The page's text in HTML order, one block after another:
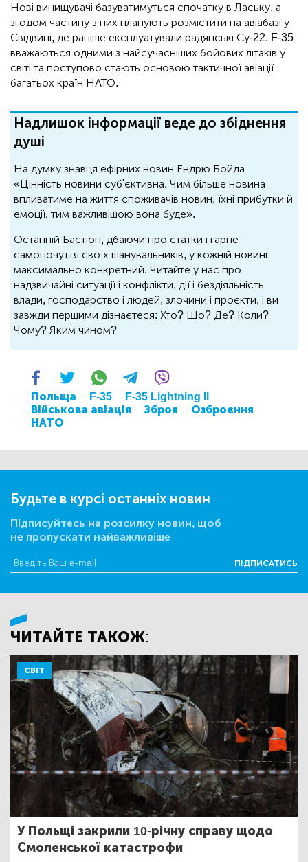
Нові винищувачі базуватимуться спочатку в Лаську, а
згодом частину з них планують розмістити на авіабазі у
Свідвині, де раніше експлуатували радянські Су-22. F-35
вважаються одними з найсучасніших бойових літаків у
світі та поступово стають основою тактичної авіації
багатьох країн НАТО.
Надлишок інформації веде до збіднення
душі
На думку знавця ефірних новин Ендрю Бойда
«Цінність новини суб'єктивна. Чим більше новина
впливатиме на життя споживачів новин, їхні прибутки й
емоції, тим важливішою вона буде».
Останній Бастіон, дбаючи про статки і гарне
самопочуття своїх шанувальників, у кожній новині
максимально конкретний. Читайте у нас про
надзвичайні ситуації і конфлікти, дії і бездіяльність
влади, господарство і людей, злочини і проєкти, і ви
завжди першими дізнаєтеся: Хто? Що? Де? Коли?
Чому? Яким чином?
Польща F-35
F-35 Lightning II
Військова авіація
Зброя
Озброєння
НАТО
Будьте в курсі останніх новин
Підписуйтесь на розсилку новин, щоб
не пропускати найважливіше
ПІДПИСАТИСЬ
ЧИТАЙТЕ ТАКОЖ:
СВІТ
У Польщі закрили 10-річну справу щодо
Смоленської катастрофи